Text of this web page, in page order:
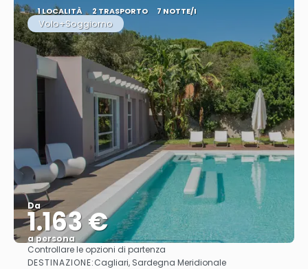
1 LOCALITÀ 2 TRASPORTO 7 NOTTE/I
Volo+Soggiorno
Da
1.163 €
a persona
Vedere
Controllare le opzioni di partenza
DESTINAZIONE:Cagliari, Sardegna Meridionale